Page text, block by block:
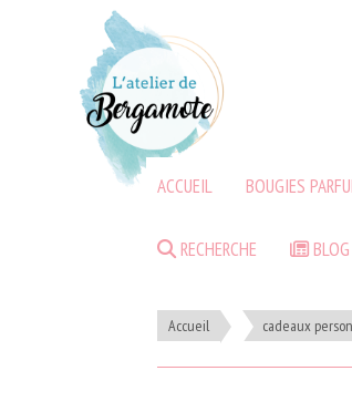
ACCUEIL BOUGIES
RECHERCHE BLOG
Accueil cadeaux